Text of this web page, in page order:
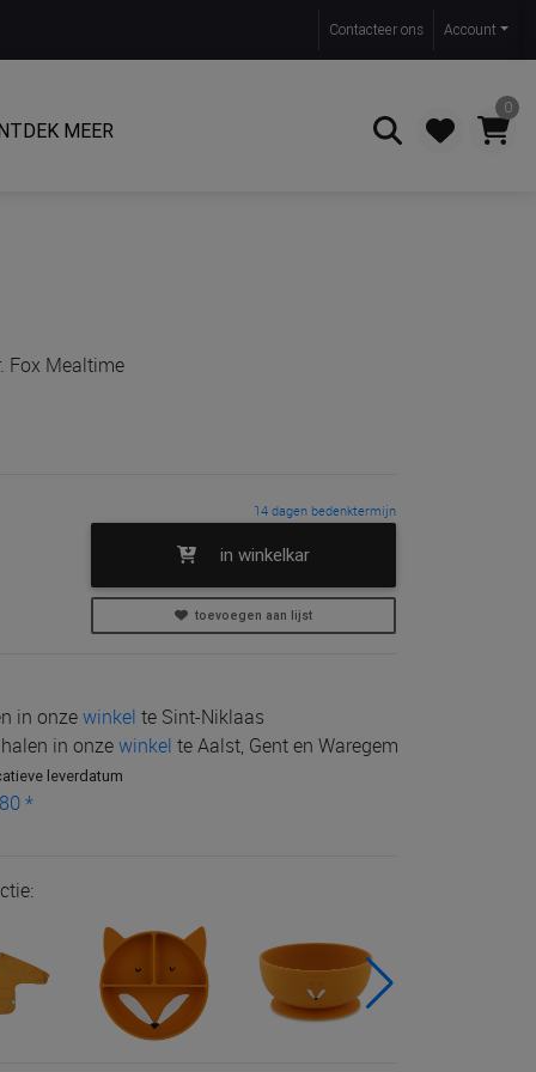
Contacteer ons Account
MEER
0
Fox Mealtime
14 dagen bedenktermijn
in winkelkar
toevoegen aan lijst
in onzewinkel te Sint-Niklaas
in onzewinkel te Aalst, Gent en Waregem
leverdatum
*